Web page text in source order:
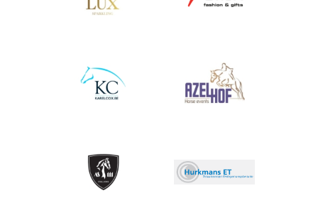
Afbeelding Afbeelding
Afbeelding
Afbeelding